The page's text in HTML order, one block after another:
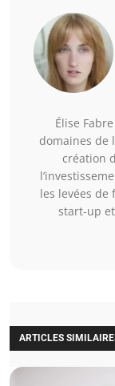
Élise
domaines de
création
les levées de
start-up
ARTICLES